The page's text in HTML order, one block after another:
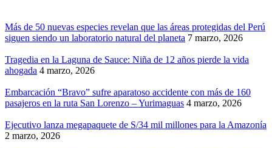
Más de 50 nuevas especies revelan que las áreas protegidas del Perú
siguen siendo un laboratorio natural del planeta 7 marzo, 2026
Tragedia en la Laguna de Sauce: Niña de 12 años pierde la vida
ahogada 4 marzo, 2026
Embarcación “Bravo” sufre aparatoso accidente con más de 160
pasajeros en la ruta San Lorenzo – Yurimaguas 4 marzo, 2026
Ejecutivo lanza megapaquete de S/34 mil millones para la Amazonía
2 marzo, 2026